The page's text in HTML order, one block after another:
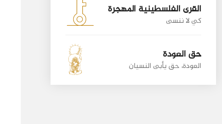
القرى الفلسطينية المهجرة
كي لا ننسى
حق العودة
العودة، حق يأبى النسيان